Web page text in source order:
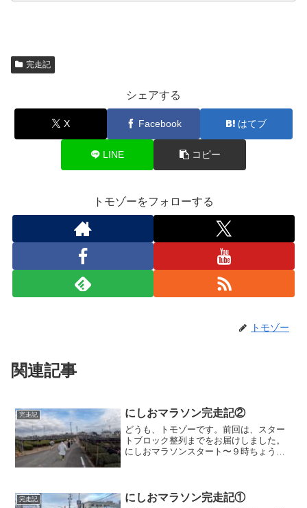
完走記
シェアする
X Facebook はてブ
LINE コピー
トモゾーをフォローする
トモゾー
関連記事
完走記 にしおマラソン完走記②
どうも、トモゾーです。前回は、スター
トブロック整列までをお届けしました。
にしおマラソンスタート〜９時ちょうど
が、それもすぐに解消しまし...
完走記 にしおマラソン完走記①